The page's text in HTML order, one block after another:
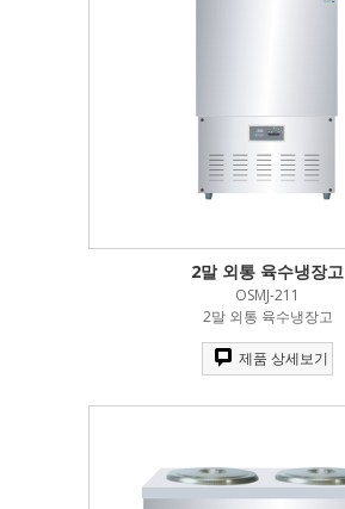
2말 외통 육수냉장고
OSMJ-211
2말 외통 육수냉장고
제품 상세보기